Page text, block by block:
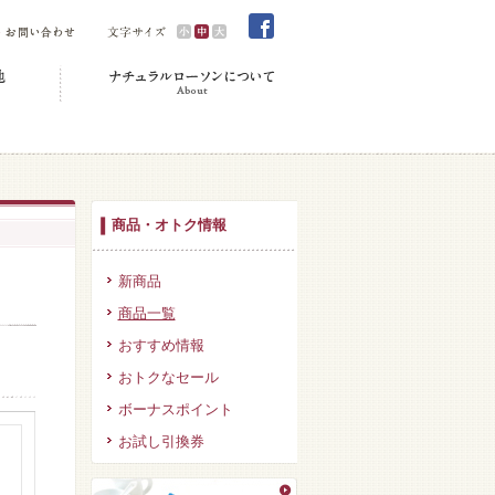
商品・オトク情報
新商品
商品一覧
おすすめ情報
おトクなセール
ボーナスポイント
お試し引換券